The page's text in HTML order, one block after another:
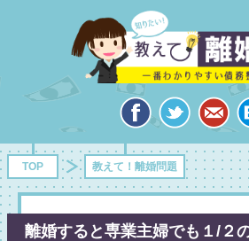
TOP 教えて！離婚問題
離婚すると専業主婦でも１/２